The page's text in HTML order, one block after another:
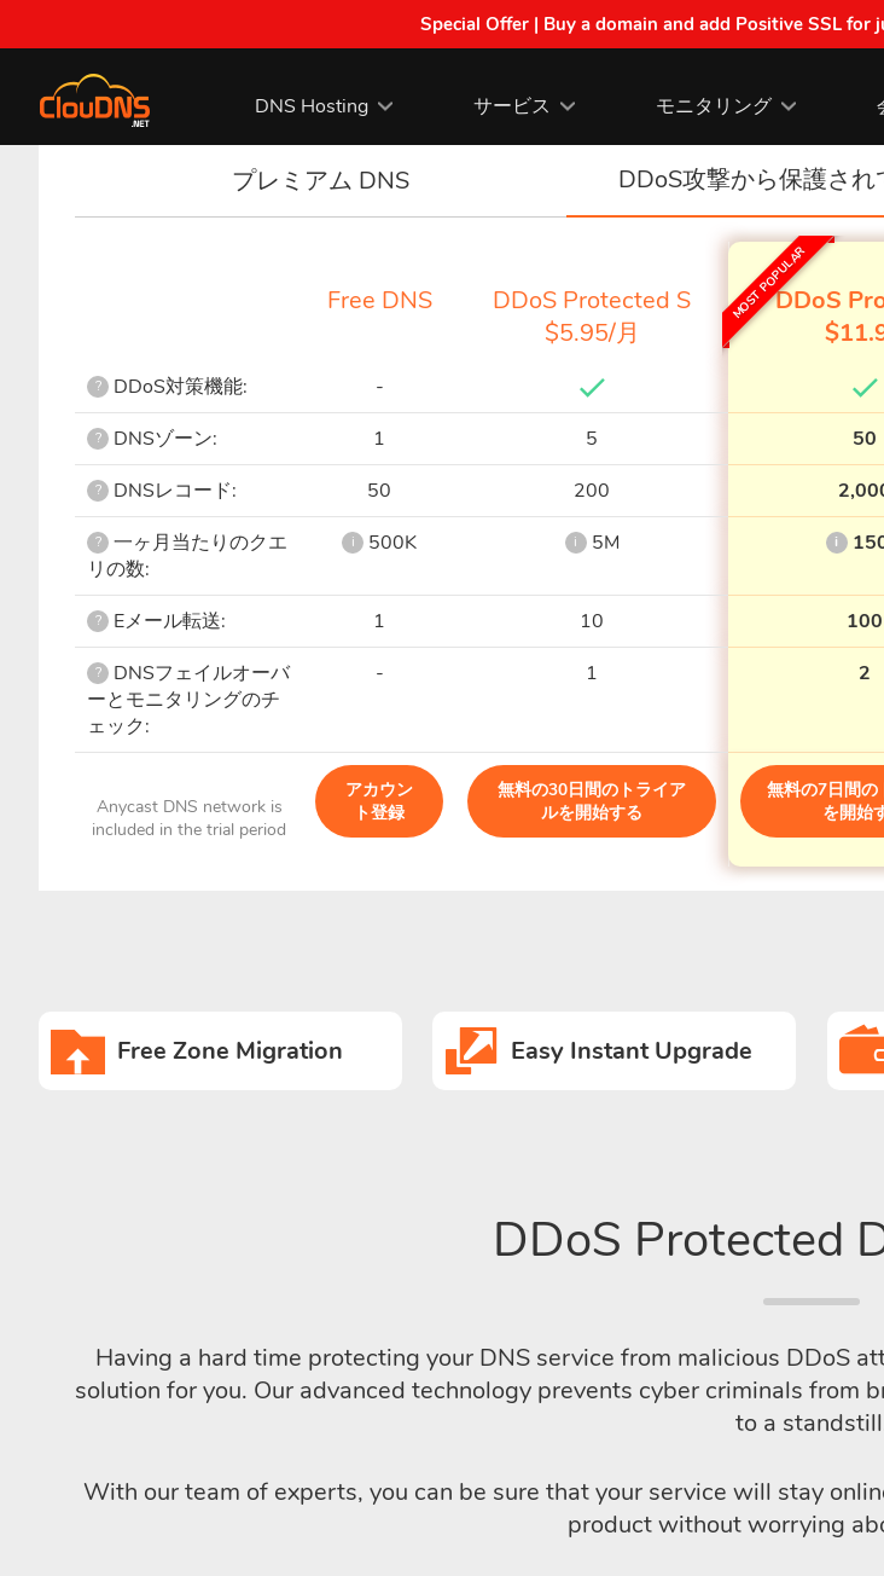
Special Offer | Buy a domain and add Positive SSL for
DNS Hosting サービス モニタリング
プレミアム DNS DDoS攻撃から保護さ
Free DNS
DDoS Protected S
$5.95/月
DDoS
MOST POPULAR
? DDoS対策機能: -
? DNSゾーン: 1 5 50
? DNSレコード: 50 200
?
一ヶ月当たりのクエ
リの数:
i 500K i 5M i
? Eメール転送: 1 10 100
?
DNSフェイルオーバ
ーとモニタリングのチ
ェック:
- 1 2
Anycast DNS network is
included in the trial period
アカウン
ト登録
無料の30日間のトライア
ルを開始する
無料の7日間の
を開始
Free Zone Migration Easy Instant Upgrade
DDoS Protected
Having a hard time protecting your DNS service from malicious DDoS
solution for you. Our advanced technology prevents cyber criminals
to a
With our team of experts, you can be sure that your service will stay
product without worrying